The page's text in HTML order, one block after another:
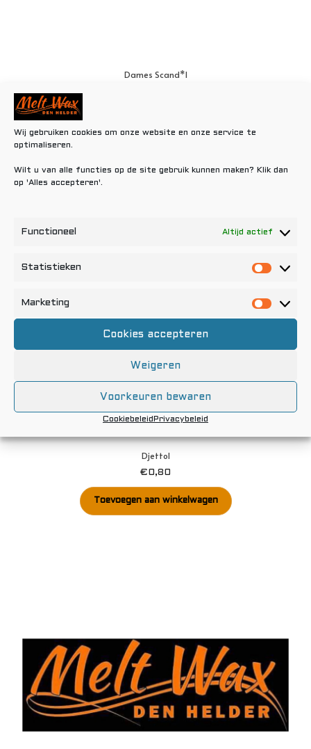
Wij gebruiken cookies om onze website en onze service te
optimaliseren.
Wilt u van alle functies op de site gebruik kunnen maken? Klik dan
op 'Alles accepteren'.
Functioneel Altijd actief
Statistieken
Marketing
Cookies accepteren
Weigeren
Voorkeuren bewaren
CookiebeleidPrivacybeleid
Dames Scand*l
Djettol
€0,80
Toevoegen aan winkelwagen